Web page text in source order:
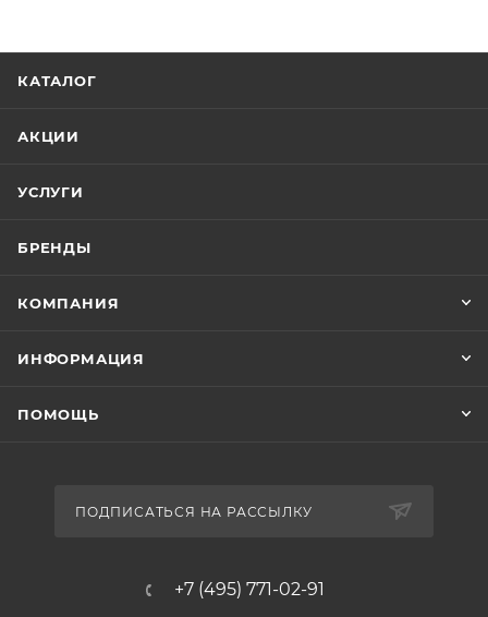
КАТАЛОГ
АКЦИИ
УСЛУГИ
БРЕНДЫ
КОМПАНИЯ
ИНФОРМАЦИЯ
ПОМОЩЬ
ПОДПИСАТЬСЯ НА РАССЫЛКУ
+7 (495) 771-02-91